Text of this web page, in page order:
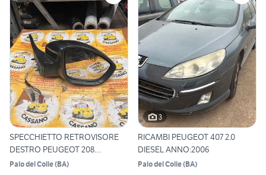
SPECCHIETTO RETROVISORE
DESTRO PEUGEOT 208
ANNO:20
Palo del Colle(BA)
3
RICAMBI PEUGEOT 407 2.0
DIESEL ANNO:2006
Palo del Colle(BA)